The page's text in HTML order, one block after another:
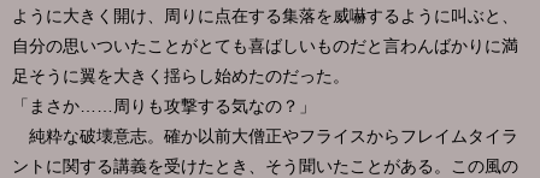
ように大きく開け、周りに点在する集落を威嚇するように叫ぶと、
自分の思いついたことがとても喜ばしいものだと言わんばかりに満
足そうに翼を大きく揺らし始めたのだった。
「まさか……周りも攻撃する気なの？」
純粋な破壊意志。確か以前大僧正やフライスからフレイムタイラ
ントに関する講義を受けたとき、そう聞いたことがある。この風の